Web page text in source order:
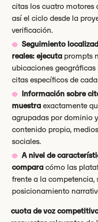
citas los cuatro motores
así el ciclo desde la
verificación.
Seguimiento
reales: ejecuta prompts
ubicaciones
citas específicos de
Información sobre
muestraexactamente
agrupadas por dominio
contenido propio,
sociales.
A nivel de
comparacómo las
frente a la competencia,
posicionamiento
cuota de voz